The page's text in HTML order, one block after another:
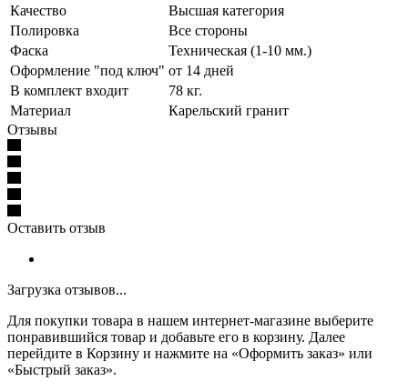
Качество
Высшая категория
Полировка
Все стороны
Фаска
Техническая (1-10 мм.)
Оформление "под ключ" от 14 дней
В комплект входит
78 кг.
Материал
Карельский гранит
Отзывы
Оставить отзыв
Загрузка отзывов...
Для покупки товара в нашем интернет-магазине выберите
понравившийся товар и добавьте его в корзину. Далее
перейдите в Корзину и нажмите на «Оформить заказ» или
«Быстрый заказ».